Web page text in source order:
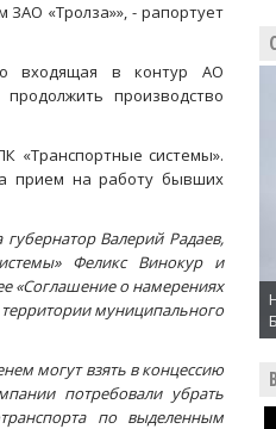
«Тролза»», - рапортует
входящая в контур АО
производство
«Транспортные системы».
прием на работу бывших
Валерий Радаев,
Феликс Винокур и
«Соглашение о намерениях
муниципального
могут взять в концессию
потребовали убрать
по выделенным